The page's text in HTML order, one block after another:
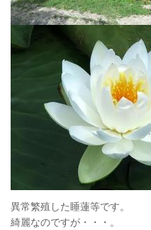
異常繁殖した睡蓮
綺麗なのですが・・・。